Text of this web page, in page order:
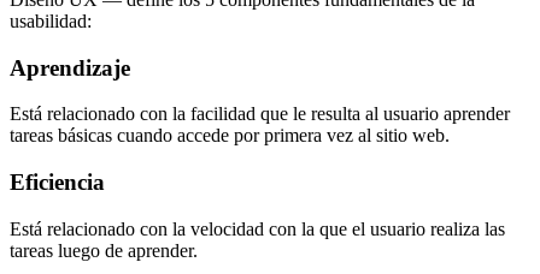
usabilidad:
Aprendizaje
Está relacionado con la facilidad que le resulta al usuario aprender
tareas básicas cuando accede por primera vez al sitio web.
Eficiencia
Está relacionado con la velocidad con la que el usuario realiza las
tareas luego de aprender.